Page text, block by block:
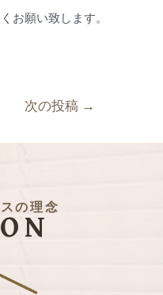
お願い致します。
次の投稿 →
の理念